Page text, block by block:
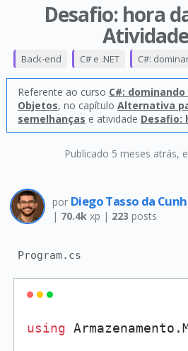
Desafio: hora
Publicado 5 meses atrás,
Back-end C# e .NET C#:
Referente ao curso C#:
Objetos, no capítulo Alternativa
semelhanças e atividade Desafio:
por Diego Tasso da
| 70.4kxp | 223 posts
Program.cs
using